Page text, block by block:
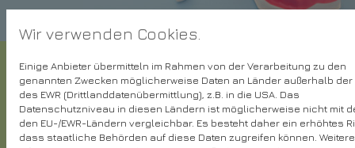
Unsere Zahnarztleistungen
Als erfahrene Zahnarztpraxis bedienen wir das
gesamte Spektrum - von Prophylaxe über den
Zahnerhalt und Zahnersatz bis hin zu
Wir verwenden Cookies.
Einige Anbieter übermitteln im Rahmen von der Verarbeitung zu den
genannten Zwecken möglicherweise Daten an Länder außerhalb der
des EWR (Drittlanddatenübermittlung), z.B. in die USA. Das
Datenschutzniveau in diesen Ländern ist möglicherweise nicht mit
den EU-/EWR-Ländern vergleichbar. Es besteht daher ein erhöhtes
dass staatliche Behörden auf diese Daten zugreifen können. Weitere